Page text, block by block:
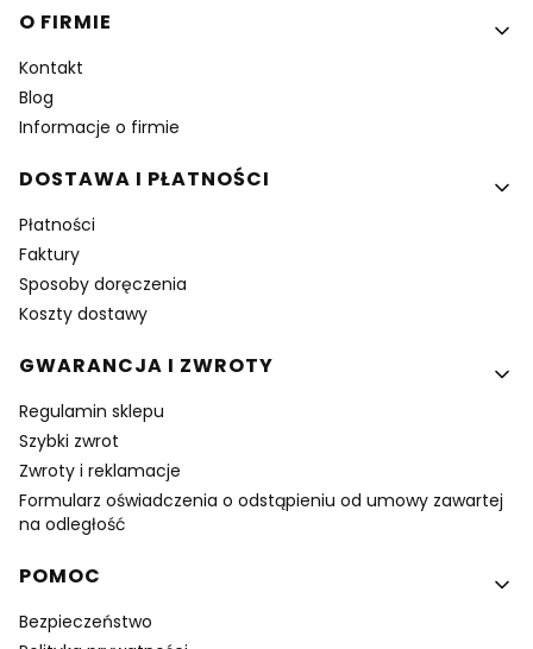
Linki w stopce
O FIRMIE
Kontakt
Blog
Informacje o firmie
DOSTAWA I PŁATNOŚCI
Płatności
Faktury
Sposoby doręczenia
Koszty dostawy
GWARANCJA I ZWROTY
Regulamin sklepu
Szybki zwrot
Zwroty i reklamacje
Formularz oświadczenia o odstąpieniu od umowy zawartej
na odległość
POMOC
Bezpieczeństwo